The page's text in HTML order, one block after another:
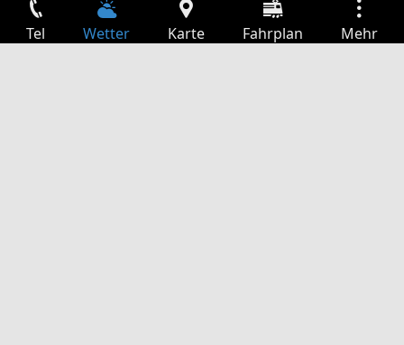
Tel Wetter Karte Fahrplan Mehr